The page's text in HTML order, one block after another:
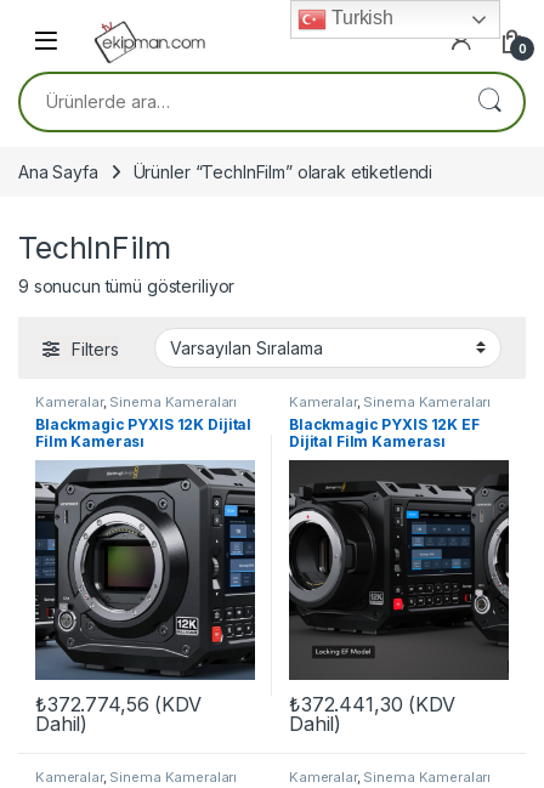
0
Ara:
Ana Sayfa Ürünler “TechInFilm” olarak etiketlendi
TechInFilm
9 sonucun tümü gösteriliyor
Filters
Kameralar, Sinema Kameraları
Blackmagic PYXIS 12K Dijital
Film Kamerası
₺372.774,56 (KDV
Dahil)
Kameralar, Sinema Kameraları
Blackmagic PYXIS 12K EF
Dijital Film Kamerası
₺372.441,30 (KDV
Dahil)
Kameralar, Sinema Kameraları Kameralar, Sinema Kameraları
Turkish